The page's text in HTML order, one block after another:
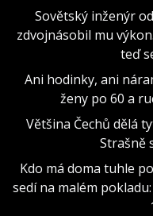
Sovětský inženýr
zdvojnásobil mu
teď
Ani hodinky, ani
ženy po 60 a
Většina Čechů dělá
Strašně
Kdo má doma tuhle
sedí na malém